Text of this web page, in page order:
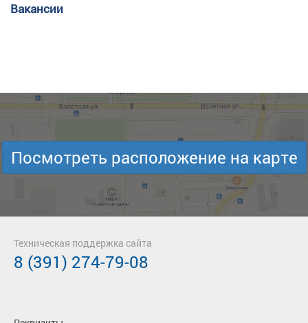
Вакансии
Посмотреть расположение на карте
Техническая поддержка сайта
8 (391) 274-79-08